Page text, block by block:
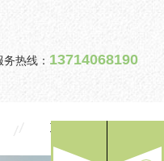
热线： 13714068190
联系我们